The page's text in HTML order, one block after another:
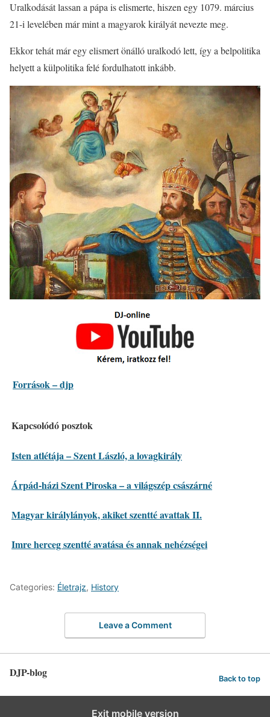
Uralkodását lassan a pápa is elismerte, hiszen egy 1079. március
21-i levelében már mint a magyarok királyát nevezte meg.
Ekkor tehát már egy elismert önálló uralkodó lett, így a belpolitika
helyett a külpolitika felé fordulhatott inkább.
Források – djp
Kapcsolódó posztok
Isten atlétája – Szent László, a lovagkirály
Árpád-házi Szent Piroska – a világszép császárné
Magyar királylányok, akiket szentté avattak II.
Imre herceg szentté avatása és annak nehézségei
Categories: Életrajz, History
Leave a Comment
DJP-blog Back to top
Exit mobile version